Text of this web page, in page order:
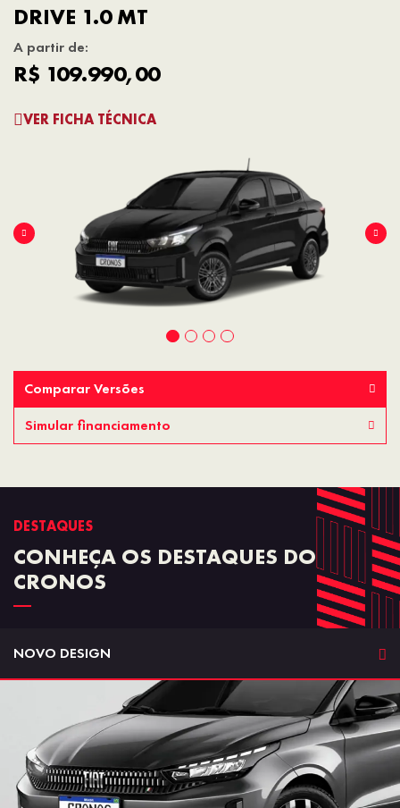
DRIVE 1.0 MT
A partir de:
R$ 109.990,00
VER FICHA TÉCNICA
Comparar Versões
Simular financiamento
DESTAQUES
CONHEÇA OS DESTAQUES DO
CRONOS
NOVO DESIGN